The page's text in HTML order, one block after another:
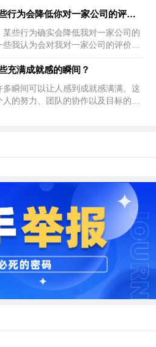
在求职时，哪些行为会降低你对一家公司的评价？
某些行为确实会降低我对一家公司的
我认为会对我对一家公司的评价产
充满成就感的瞬间？
多瞬间可以让人感到成就感满满。这
的努力、团队的协作以及目标的达